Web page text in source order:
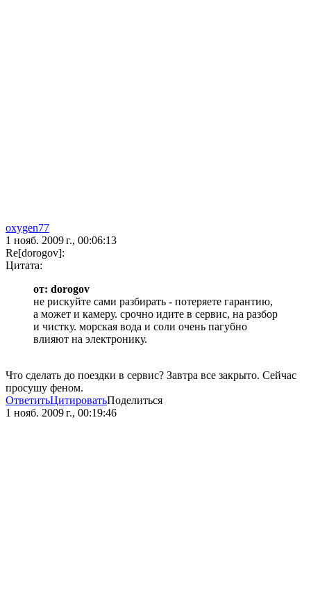
oxygen77
1 нояб. 2009 г., 00:06:13
Re[dorogov]:
Цитата:
от: dorogov
не рискуйте сами разбирать - потеряете гарантию,
а может и камеру. срочно идите в сервис, на разбор
и чистку. морская вода и соли очень пагубно
влияют на электронику.
Что сделать до поездки в сервис? Завтра все закрыто. Сейчас
просушу феном.
ОтветитьЦитироватьПоделиться
1 нояб. 2009 г., 00:19:46